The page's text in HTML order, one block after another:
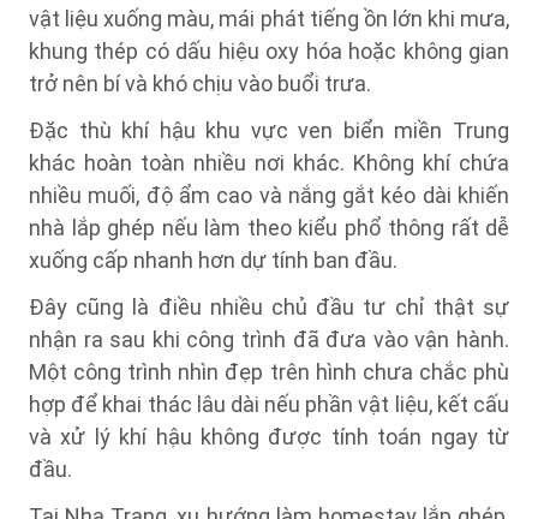
vật liệu xuống màu, mái phát tiếng ồn lớn khi mưa,
khung thép có dấu hiệu oxy hóa hoặc không gian
trở nên bí và khó chịu vào buổi trưa.
Đặc thù khí hậu khu vực ven biển miền Trung
khác hoàn toàn nhiều nơi khác. Không khí chứa
nhiều muối, độ ẩm cao và nắng gắt kéo dài khiến
nhà lắp ghép nếu làm theo kiểu phổ thông rất dễ
xuống cấp nhanh hơn dự tính ban đầu.
Đây cũng là điều nhiều chủ đầu tư chỉ thật sự
nhận ra sau khi công trình đã đưa vào vận hành.
Một công trình nhìn đẹp trên hình chưa chắc phù
hợp để khai thác lâu dài nếu phần vật liệu, kết cấu
và xử lý khí hậu không được tính toán ngay từ
đầu.